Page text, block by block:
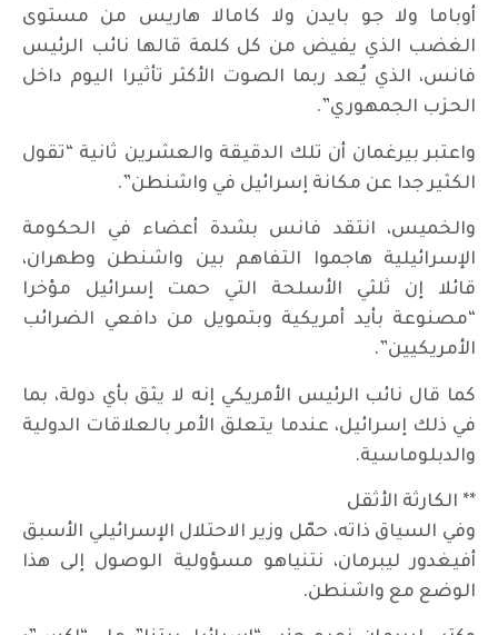
أوباما ولا جو بايدن ولا كامالا هاريس من مستوى
الغضب الذي يفيض من كل كلمة قالها نائب الرئيس
فانس، الذي يُعد ربما الصوت الأكثر تأثيرا اليوم داخل
الحزب الجمهوري”.
واعتبر بيرغمان أن تلك الدقيقة والعشرين ثانية “تقول
الكثير جدا عن مكانة إسرائيل في واشنطن”.
والخميس، انتقد فانس بشدة أعضاء في الحكومة
الإسرائيلية هاجموا التفاهم بين واشنطن وطهران،
قائلا إن ثلثي الأسلحة التي حمت إسرائيل مؤخرا
“مصنوعة بأيد أمريكية وبتمويل من دافعي الضرائب
الأمريكيين”.
كما قال نائب الرئيس الأمريكي إنه لا يثق بأي دولة، بما
في ذلك إسرائيل، عندما يتعلق الأمر بالعلاقات الدولية
والدبلوماسية.
** الكارثة الأثقل
وفي السياق ذاته، حمّل وزير الاحتلال الإسرائيلي الأسبق
أفيغدور ليبرمان، نتنياهو مسؤولية الوصول إلى هذا
الوضع مع واشنطن.